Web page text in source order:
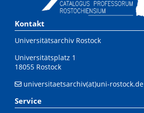
Kontakt
Universitätsarchiv Rostock
Universitätsplatz 1
18055 Rostock
universitaetsarchiv(at)uni-rostock.de
Service